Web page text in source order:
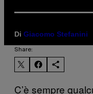
Di Giacomo Stefanini
Share:
C’è sempre